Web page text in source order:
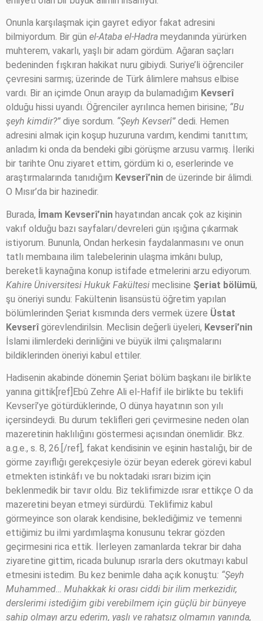
Onunla karşılaşmak için gayret ediyor fakat adresini
bilmiyordum. Bir gün el-Ataba el-Hadra meydanında yürürken
muhterem, vakarlı, yaşlı bir adam gördüm. Ağaran saçları
bedeninden fışkıran hakikat nuru gibiydi. Suriye’li öğrenciler
çevresini sarmış; üzerinde de Türk âlimlere mahsus elbise
vardı. Bir an içimde Onun arayıp da bulamadığım Kevserî
olduğu hissi uyandı. Öğrenciler ayrılınca hemen birisine; “Bu
şeyh kimdir?” diye sordum. “Şeyh Kevserî” dedi. Hemen
adresini almak için koşup huzuruna vardım, kendimi tanıttım;
anladım ki onda da bendeki gibi görüşme arzusu varmış. İleriki
bir tarihte Onu ziyaret ettim, gördüm ki o, eserlerinde ve
araştırmalarında tanıdığım Kevserî’nin de üzerinde bir âlimdi.
O Mısır’da bir hazinedir.
Burada, İmam Kevserî’nin hayatından ancak çok az kişinin
vakıf olduğu bazı sayfaları/devreleri gün ışığına çıkarmak
istiyorum. Bununla, Ondan herkesin faydalanmasını ve onun
tatlı membaına ilim talebelerinin ulaşma imkânı bulup,
bereketli kaynağına konup istifade etmelerini arzu ediyorum.
Kahire Üniversitesi Hukuk Fakültesi meclisine Şeriat bölümü,
şu öneriyi sundu: Fakültenin lisansüstü öğretim yapılan
bölümlerinden Şeriat kısmında ders vermek üzere Üstat
Kevserîgörevlendirilsin. Meclisin değerli üyeleri, Kevserî’nin
İslami ilimlerdeki derinliğini ve büyük ilmi çalışmalarını
bildiklerinden öneriyi kabul ettiler.
Hadisenin akabinde dönemin Şeriat bölüm başkanı ile birlikte
yanına gittik[ref]Ebû Zehre Ali el-Hafîf ile birlikte bu teklifi
Kevserî’ye götürdüklerinde, O dünya hayatının son yılı
içersindeydi. Bu durum teklifleri geri çevirmesine neden olan
mazeretinin haklılığını göstermesi açısından önemlidir. Bkz.
a.g.e., s. 8, 26.[/ref], fakat kendisinin ve eşinin hastalığı, bir de
görme zayıflığı gerekçesiyle özür beyan ederek görevi kabul
etmekten istinkâfı ve bu noktadaki ısrarı bizim için
beklenmedik bir tavır oldu. Biz teklifimizde ısrar ettikçe O da
mazeretini beyan etmeyi sürdürdü. Teklifimiz kabul
görmeyince son olarak kendisine, beklediğimiz ve temenni
ettiğimiz bu ilmi yardımlaşma konusunu tekrar gözden
geçirmesini rica ettik. İlerleyen zamanlarda tekrar bir daha
ziyaretine gittim, ricada bulunup ısrarla ders okutmayı kabul
etmesini istedim. Bu kez benimle daha açık konuştu: “Şeyh
Muhammed… Muhakkak ki orası ciddi bir ilim merkezidir,
derslerimi istediğim gibi verebilmem için güçlü bir bünyeye
sahip olmayı arzu ederim, yaşlı ve rahatsız olmamın yanında,